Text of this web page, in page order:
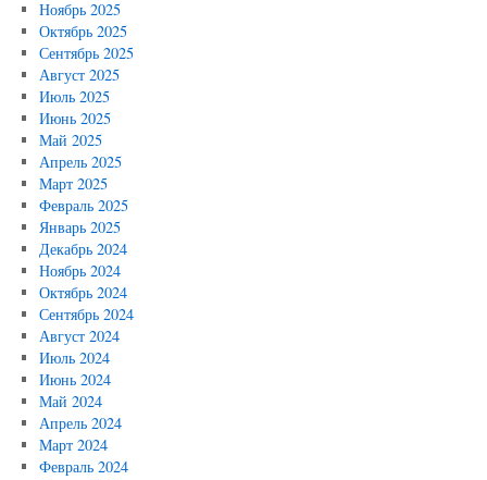
Ноябрь 2025
Октябрь 2025
Сентябрь 2025
Август 2025
Июль 2025
Июнь 2025
Май 2025
Апрель 2025
Март 2025
Февраль 2025
Январь 2025
Декабрь 2024
Ноябрь 2024
Октябрь 2024
Сентябрь 2024
Август 2024
Июль 2024
Июнь 2024
Май 2024
Апрель 2024
Март 2024
Февраль 2024